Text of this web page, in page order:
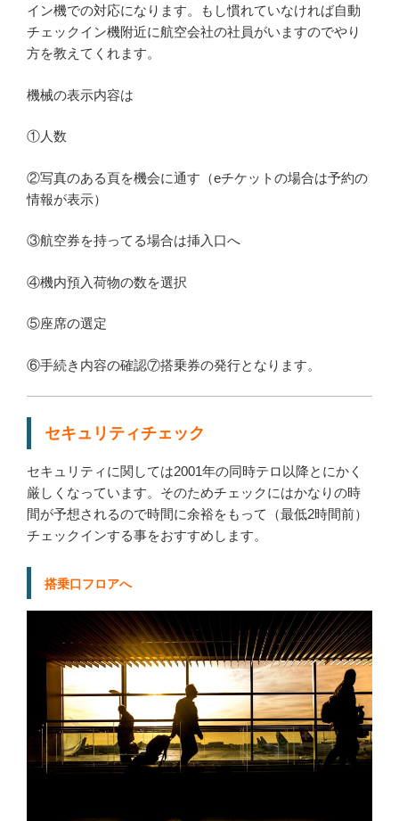
イン機での対応になります。もし慣れていなければ自動
チェックイン機附近に航空会社の社員がいますのでやり
方を教えてくれます。
機械の表示内容は
①人数
②写真のある頁を機会に通す（eチケットの場合は予約の
情報が表示）
③航空券を持ってる場合は挿入口へ
④機内預入荷物の数を選択
⑤座席の選定
⑥手続き内容の確認⑦搭乗券の発行となります。
セキュリティチェック
セキュリティに関しては2001年の同時テロ以降とにかく
厳しくなっています。そのためチェックにはかなりの時
間が予想されるので時間に余裕をもって（最低2時間前）
チェックインする事をおすすめします。
搭乗口フロアへ